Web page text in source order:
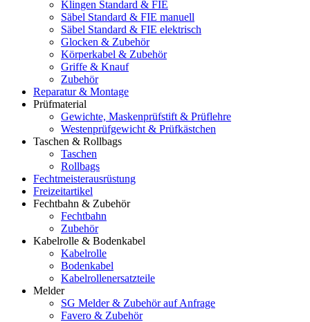
Klingen Standard & FIE
Säbel Standard & FIE manuell
Säbel Standard & FIE elektrisch
Glocken & Zubehör
Körperkabel & Zubehör
Griffe & Knauf
Zubehör
Reparatur & Montage
Prüfmaterial
Gewichte, Maskenprüfstift & Prüflehre
Westenprüfgewicht & Prüfkästchen
Taschen & Rollbags
Taschen
Rollbags
Fechtmeisterausrüstung
Freizeitartikel
Fechtbahn & Zubehör
Fechtbahn
Zubehör
Kabelrolle & Bodenkabel
Kabelrolle
Bodenkabel
Kabelrollenersatzteile
Melder
SG Melder & Zubehör auf Anfrage
Favero & Zubehör